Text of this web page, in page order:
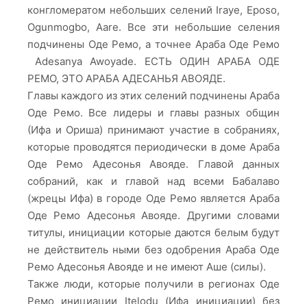
конгломератом небольших селений Iraye, Eposo,
Ogunmogbo, Aare. Все эти небольшие селения
подчинены Оде Ремо, а точнее Араба Оде Ремо
Adesanya Awoyade. ЕСТЬ ОДИН АРАБА ОДЕ
РЕМО, ЭТО АРАБА АДЕСАНЬЯ АВОЯДЕ.
Главы каждого из этих селений подчинены Араба
Оде Ремо. Все лидеры и главы разных общин
(Ифа и Ориша) принимают участие в собраниях,
которые проводятся периодически в доме Араба
Оде Ремо Адесонья Авояде. Главой данных
собраний, как и главой над всеми Бабалаво
(жрецы Ифа) в городе Оде Ремо является Араба
Оде Ремо Адесонья Авояде. Другими словами
титулы, инициации которые даются белым будут
не действитель ными без одобрения Араба Оде
Ремо Адесонья Авояде и не имеют Аше (силы).
Также люди, которые получили в регионах Оде
Ремо инициации Itelodu (Ифа инициации) без